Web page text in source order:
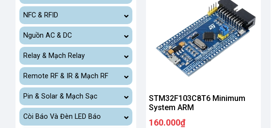
NFC & RFID
Nguồn AC & DC
Relay & Mạch Relay
Remote RF & IR & Mạch RF
Pin & Solar & Mạch Sạc
Còi Báo Và Đèn LED Báo
STM32F103C8T6 Minimum
System ARM
160.000₫